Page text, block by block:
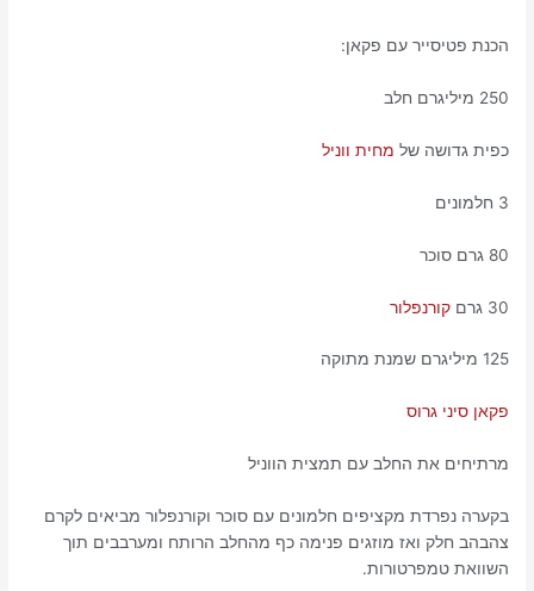
הכנת פטיסייר עם פקאן:
250 מיליגרם חלב
כפית גדושה של מחית ווניל
3 חלמונים
80 גרם סוכר
30 גרם קורנפלור
125 מיליגרם שמנת מתוקה
פקאן סיני גרוס
מרתיחים את החלב עם תמצית הווניל
בקערה נפרדת מקציפים חלמונים עם סוכר וקורנפלור מביאים לקרם
צהבהב חלק ואז מוזגים פנימה כף מהחלב הרותח ומערבבים תוך
השוואת טמפרטורות.